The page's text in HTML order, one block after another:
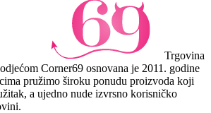
Trgovina
Corner69 osnovana je 2011. godine
pružimo široku ponudu proizvoda koji
a ujedno nude izvrsno korisničko